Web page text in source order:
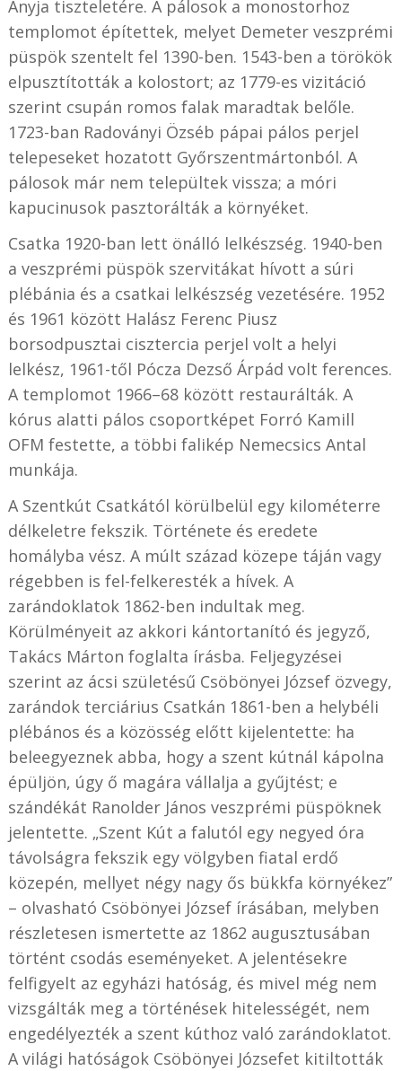
Anyja tiszteletére. A pálosok a monostorhoz
templomot építettek, melyet Demeter veszprémi
püspök szentelt fel 1390-ben. 1543-ben a törökök
elpusztították a kolostort; az 1779-es vizitáció
szerint csupán romos falak maradtak belőle.
1723-ban Radoványi Özséb pápai pálos perjel
telepeseket hozatott Győrszentmártonból. A
pálosok már nem települtek vissza; a móri
kapucinusok pasztorálták a környéket.
Csatka 1920-ban lett önálló lelkészség. 1940-ben
a veszprémi püspök szervitákat hívott a súri
plébánia és a csatkai lelkészség vezetésére. 1952
és 1961 között Halász Ferenc Piusz
borsodpusztai cisztercia perjel volt a helyi
lelkész, 1961-től Pócza Dezső Árpád volt ferences.
A templomot 1966–68 között restaurálták. A
kórus alatti pálos csoportképet Forró Kamill
OFM festette, a többi falikép Nemecsics Antal
munkája.
A Szentkút Csatkától körülbelül egy kilométerre
délkeletre fekszik. Története és eredete
homályba vész. A múlt század közepe táján vagy
régebben is fel-felkeresték a hívek. A
zarándoklatok 1862-ben indultak meg.
Körülményeit az akkori kántortanító és jegyző,
Takács Márton foglalta írásba. Feljegyzései
szerint az ácsi születésű Csöbönyei József özvegy,
zarándok terciárius Csatkán 1861-ben a helybéli
plébános és a közösség előtt kijelentette: ha
beleegyeznek abba, hogy a szent kútnál kápolna
épüljön, úgy ő magára vállalja a gyűjtést; e
szándékát Ranolder János veszprémi püspöknek
jelentette. „Szent Kút a falutól egy negyed óra
távolságra fekszik egy völgyben fiatal erdő
közepén, mellyet négy nagy ős bükkfa környékez”
– olvasható Csöbönyei József írásában, melyben
részletesen ismertette az 1862 augusztusában
történt csodás eseményeket. A jelentésekre
felfigyelt az egyházi hatóság, és mivel még nem
vizsgálták meg a történések hitelességét, nem
engedélyezték a szent kúthoz való zarándoklatot.
A világi hatóságok Csöbönyei Józsefet kitiltották